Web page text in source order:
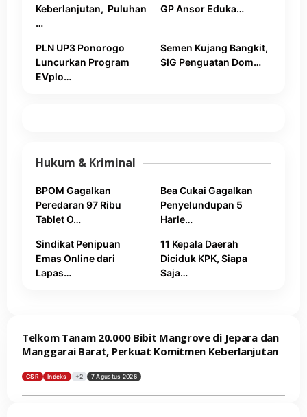
Keberlanjutan, Puluhan
…
GP Ansor Eduka…
PLN UP3 Ponorogo
Luncurkan Program
EVplo…
Semen Kujang Bangkit,
SIG Penguatan Dom…
Hukum & Kriminal
BPOM Gagalkan
Peredaran 97 Ribu
Tablet O…
Bea Cukai Gagalkan
Penyelundupan 5
Harle…
Sindikat Penipuan
Emas Online dari
Lapas…
11 Kepala Daerah
Diciduk KPK, Siapa
Saja…
Telkom Tanam 20.000 Bibit Mangrove di Jepara dan
Manggarai Barat, Perkuat Komitmen Keberlanjutan
CSR Indeks +2 7 Agustus 2026